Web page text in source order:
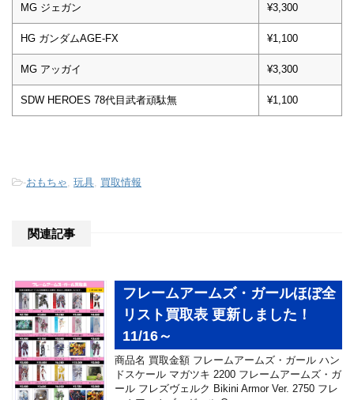
MG ジェガン ¥3,300
HG ガンダムAGE-FX ¥1,100
MG アッガイ ¥3,300
SDW HEROES 78代目武者頑駄無 ¥1,100
-おもちゃ 玩具 買取情報
関連記事
フレームアームズ・ガールほぼ全
リスト買取表 更新しました！
11/16～
商品名 買取金額 フレームアームズ・ガール ハン
ドスケール マガツキ 2200 フレームアームズ・ガ
ール フレズヴェルク Bikini Armor Ver. 2750 フレ